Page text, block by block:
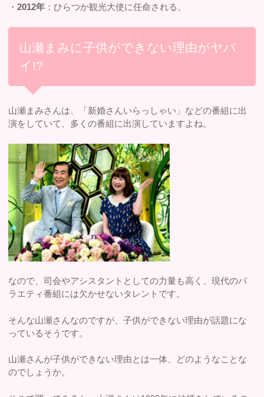
・2012年 ：ひらつか観光大使に任命される。
山瀬まみに子供ができない理由がヤバ
イ!?
山瀬まみさんは、「新婚さんいらっしゃい」などの番組に出
演をしていて、多くの番組に出演していますよね。
なので、司会やアシスタントとしての力量も高く、現代のバ
ラエティ番組には欠かせないタレントです。
そんな山瀬さんなのですが、子供ができない理由が話題にな
っているそうです。
山瀬さんが子供ができない理由とは一体、どのようなことな
のでしょうか。